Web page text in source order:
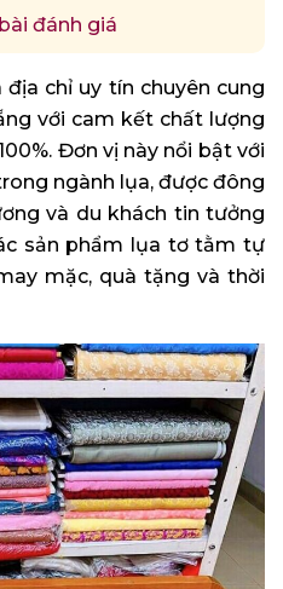
đánh giá
địa chỉ uy tín chuyên cung
với cam kết chất lượng
Đơn vị này nổi bật với
ngành lụa, được đông
và du khách tin tưởng
sản phẩm lụa tơ tằm tự
mặc, quà tặng và thời